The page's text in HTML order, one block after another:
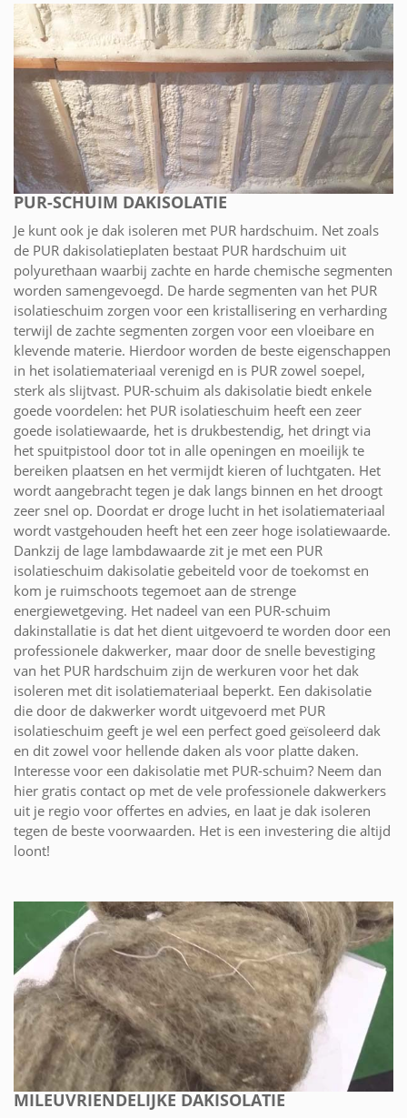
PUR-SCHUIM DAKISOLATIE
Je kunt ook je dak isoleren met PUR hardschuim. Net zoals
de PUR dakisolatieplaten bestaat PUR hardschuim uit
polyurethaan waarbij zachte en harde chemische segmenten
worden samengevoegd. De harde segmenten van het PUR
isolatieschuim zorgen voor een kristallisering en verharding
terwijl de zachte segmenten zorgen voor een vloeibare en
klevende materie. Hierdoor worden de beste eigenschappen
in het isolatiemateriaal verenigd en is PUR zowel soepel,
sterk als slijtvast. PUR-schuim als dakisolatie biedt enkele
goede voordelen: het PUR isolatieschuim heeft een zeer
goede isolatiewaarde, het is drukbestendig, het dringt via
het spuitpistool door tot in alle openingen en moeilijk te
bereiken plaatsen en het vermijdt kieren of luchtgaten. Het
wordt aangebracht tegen je dak langs binnen en het droogt
zeer snel op. Doordat er droge lucht in het isolatiemateriaal
wordt vastgehouden heeft het een zeer hoge isolatiewaarde.
Dankzij de lage lambdawaarde zit je met een PUR
isolatieschuim dakisolatie gebeiteld voor de toekomst en
kom je ruimschoots tegemoet aan de strenge
energiewetgeving. Het nadeel van een PUR-schuim
dakinstallatie is dat het dient uitgevoerd te worden door een
professionele dakwerker, maar door de snelle bevestiging
van het PUR hardschuim zijn de werkuren voor het dak
isoleren met dit isolatiemateriaal beperkt. Een dakisolatie
die door de dakwerker wordt uitgevoerd met PUR
isolatieschuim geeft je wel een perfect goed geïsoleerd dak
en dit zowel voor hellende daken als voor platte daken.
Interesse voor een dakisolatie met PUR-schuim? Neem dan
hier gratis contact op met de vele professionele dakwerkers
uit je regio voor offertes en advies, en laat je dak isoleren
tegen de beste voorwaarden. Het is een investering die altijd
loont!
MILEUVRIENDELIJKE DAKISOLATIE